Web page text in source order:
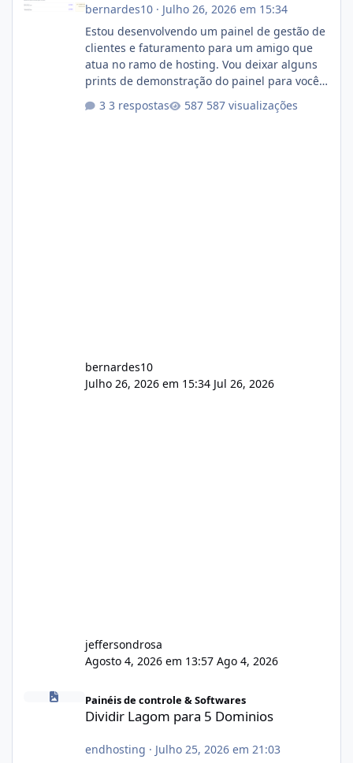
bernardes10· Julho 26, 2026 em 15:34
Estou desenvolvendo um painel de gestão de
clientes e faturamento para um amigo que
atua no ramo de hosting. Vou deixar alguns
prints de demonstração do painel para vocês
darem a opinião de vocês. O sistema já está
com cerca de 80% concluído e conta com
3 respostas 587 visualizações
bernardes10
Julho 26, 2026 em 15:34 Jul 26, 2026
jeffersondrosa
Agosto 4, 2026 em 13:57 Ago 4, 2026
Dividir Lagom para 5 Dominios
Painéis de controle & Softwares
Dividir Lagom para 5 Dominios
endhosting · Julho 25, 2026 em 21:03